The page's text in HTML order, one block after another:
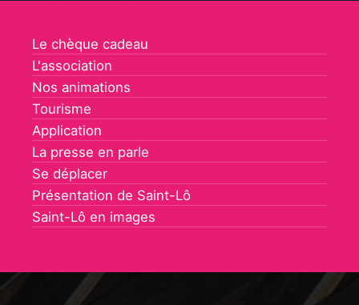
Le chèque cadeau
L'association
Nos animations
Tourisme
Application
La presse en parle
Se déplacer
Présentation de Saint-Lô
Saint-Lô en images